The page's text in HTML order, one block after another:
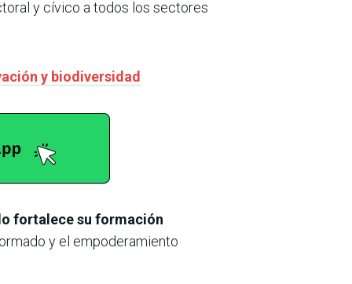
y cívico a todos los sectores
y biodiversidad
fortalece su formación
y el empoderamiento